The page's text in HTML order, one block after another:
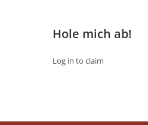
Hole mich ab!
Log in to claim